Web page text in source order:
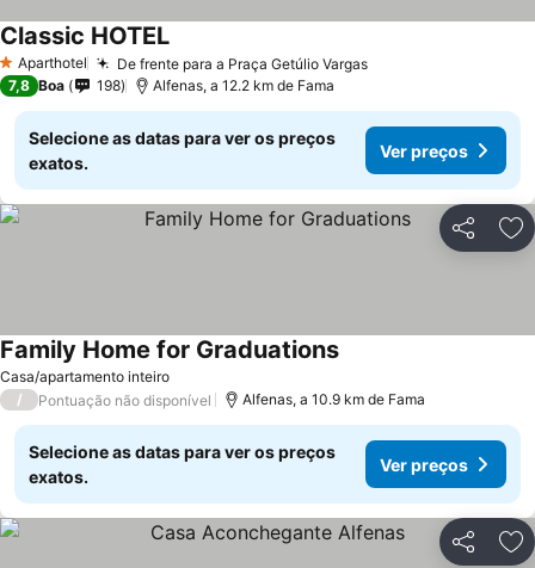
1 Estrelas
Aparthotel De frente para a Praça Getúlio Vargas
Classic HOTEL
7,8 Boa 198 Alfenas, a 12.2 km de Fama
Selecione as datas para ver os preços
exatos.
Ver preços
Partilhar
Casa/apartamento inteiro
Family Home for Graduations
/ Pontuação não disponível Alfenas, a 10.9 km de Fama
Selecione as datas para ver os preços
exatos.
Ver preços
Partilhar